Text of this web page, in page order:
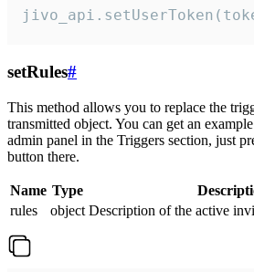
setRules#
This method allows you to replace the
transmitted object. You can get an
admin panel in the Triggers section, just
button there.
Name Type
rules
object Description of the active